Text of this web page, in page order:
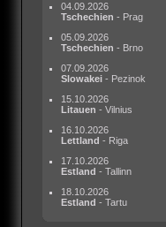
04.09.2026
Tschechien - Prag
05.09.2026
Tschechien - Brno
07.09.2026
Slowakei - Pezinok
15.10.2026
Litauen - Vilnius
16.10.2026
Lettland - Riga
17.10.2026
Estland - Tallinn
18.10.2026
Estland - Tartu